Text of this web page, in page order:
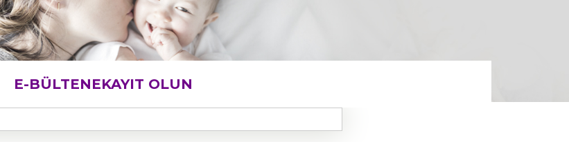
E-BÜLTENEKAYIT OLUN